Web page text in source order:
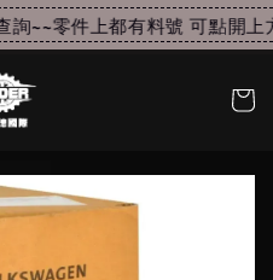
~~零件上都有料號 可點開上